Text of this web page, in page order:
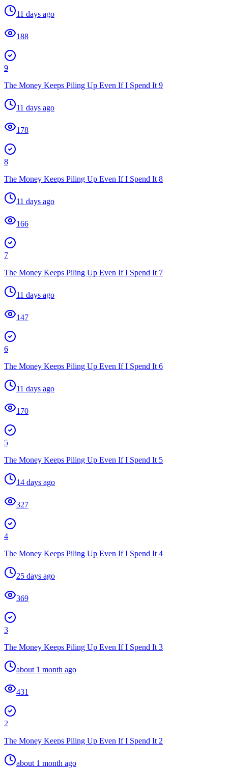
11 days ago
188
9
The Money Keeps Piling Up Even If I Spend It 9
11 days ago
178
8
The Money Keeps Piling Up Even If I Spend It 8
11 days ago
166
7
The Money Keeps Piling Up Even If I Spend It 7
11 days ago
147
6
The Money Keeps Piling Up Even If I Spend It 6
11 days ago
170
5
The Money Keeps Piling Up Even If I Spend It 5
14 days ago
327
4
The Money Keeps Piling Up Even If I Spend It 4
25 days ago
369
3
The Money Keeps Piling Up Even If I Spend It 3
about 1 month ago
431
2
The Money Keeps Piling Up Even If I Spend It 2
about 1 month ago